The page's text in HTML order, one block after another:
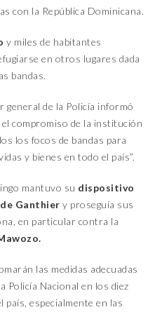
con la República Dominicana.
y miles de habitantes
en otros lugares dada
bandas.
de la Policía informó
compromiso de la institución
los focos de bandas para
y bienes en todo el país”.
mantuvo su dispositivo
Ganthier y proseguía sus
en particular contra la
las medidas adecuadas
Policía Nacional en los diez
país, especialmente en las